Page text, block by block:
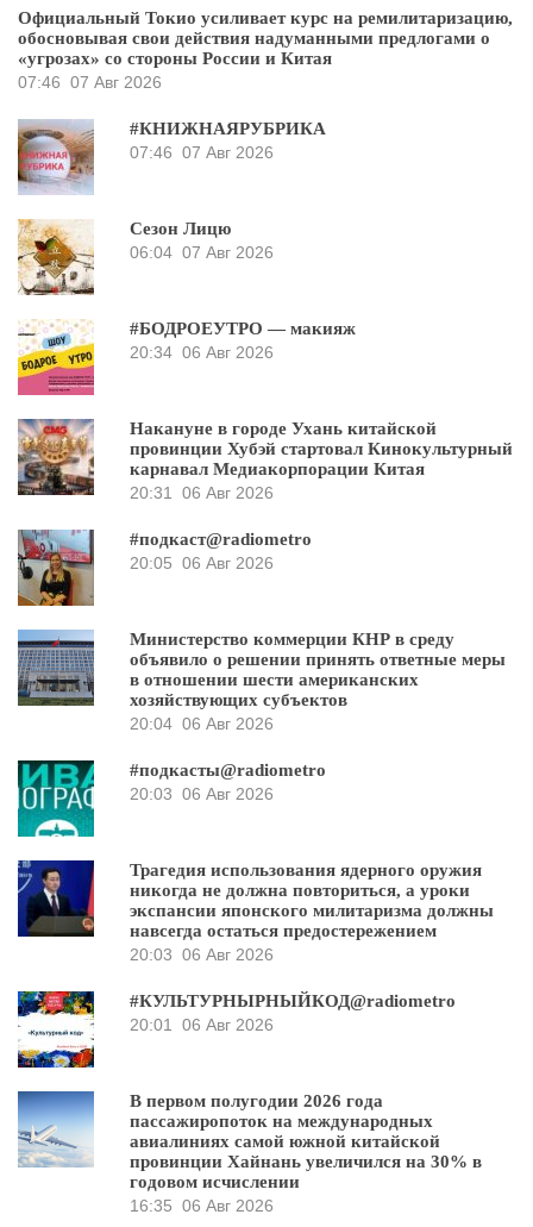
Официальный Токио усиливает курс на ремилитаризацию,
обосновывая свои действия надуманными предлогами о
«угрозах» со стороны России и Китая
07:46 07 Авг 2026
#КНИЖНАЯРУБРИКА
07:46 07 Авг 2026
Сезон Лицю
06:04 07 Авг 2026
#БОДРОЕУТРО — макияж
20:34 06 Авг 2026
Накануне в городе Ухань китайской
провинции Хубэй стартовал Кинокультурный
карнавал Медиакорпорации Китая
20:31
06 Авг 2026
#подкаст@radiometro
20:05 06 Авг 2026
Министерство коммерции КНР в среду
объявило о решении принять ответные меры
в отношении шести американских
хозяйствующих субъектов
20:04 06 Авг 2026
#подкасты@radiometro
20:03 06 Авг 2026
Трагедия использования ядерного оружия
никогда не должна повториться, а уроки
экспансии японского милитаризма должны
навсегда остаться предостережением
20:03 06 Авг 2026
#КУЛЬТУРНЫРНЫЙКОД@radiometro
20:01
06 Авг 2026
В первом полугодии 2026 года
пассажиропоток на международных
авиалиниях самой южной китайской
провинции Хайнань увеличился на 30% в
годовом исчислении
16:35 06 Авг 2026